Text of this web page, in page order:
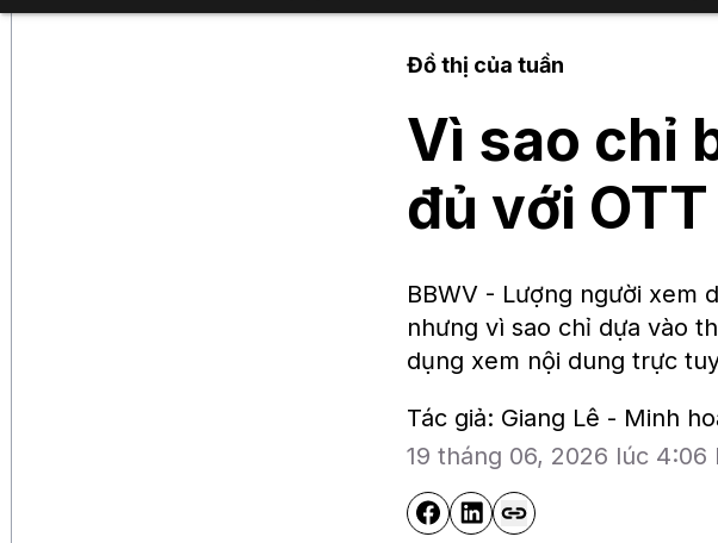
Đồ thị của tuần
Vì sao chỉ
đủ với
BBWV - Lượng người xem
nhưng vì sao chỉ dựa vào
dụng xem nội dung trực
Tác giả: Giang Lê - Minh
19 tháng 06, 2026 lúc 4:06